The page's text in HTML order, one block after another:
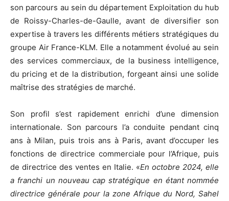
son parcours au sein du département Exploitation du hub
de Roissy-Charles-de-Gaulle, avant de diversifier son
expertise à travers les différents métiers stratégiques du
groupe Air France-KLM. Elle a notamment évolué au sein
des services commerciaux, de la business intelligence,
du pricing et de la distribution, forgeant ainsi une solide
maîtrise des stratégies de marché.
Son profil s’est rapidement enrichi d’une dimension
internationale. Son parcours l’a conduite pendant cinq
ans à Milan, puis trois ans à Paris, avant d’occuper les
fonctions de directrice commerciale pour l’Afrique, puis
de directrice des ventes en Italie. «En octobre 2024, elle
a franchi un nouveau cap stratégique en étant nommée
directrice générale pour la zone Afrique du Nord, Sahel